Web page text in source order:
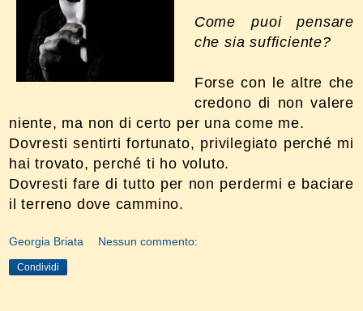
Come puoi pensare
che sia sufficiente?
Forse con le altre che
credono di non valere
niente, ma non di certo per una come me.
Dovresti sentirti fortunato, privilegiato perché mi
hai trovato, perché ti ho voluto.
Dovresti fare di tutto per non perdermi e baciare
il terreno dove cammino.
Georgia Briata Nessun commento:
Condividi